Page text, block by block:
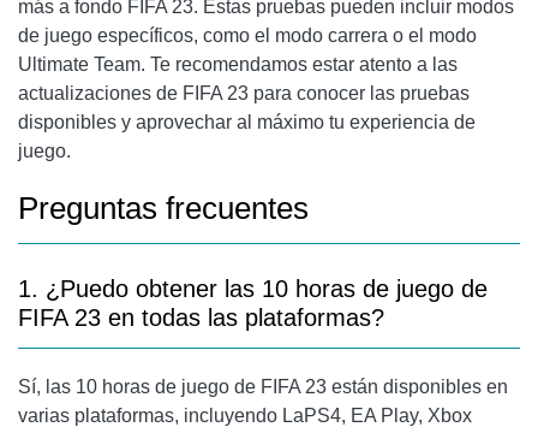
más a fondo FIFA 23. Estas pruebas pueden incluir modos
de juego específicos, como el modo carrera o el modo
Ultimate Team. Te recomendamos estar atento a las
actualizaciones de FIFA 23 para conocer las pruebas
disponibles y aprovechar al máximo tu experiencia de
juego.
Preguntas frecuentes
1. ¿Puedo obtener las 10 horas de juego de
FIFA 23 en todas las plataformas?
Sí, las 10 horas de juego de FIFA 23 están disponibles en
varias plataformas, incluyendo LaPS4, EA Play, Xbox